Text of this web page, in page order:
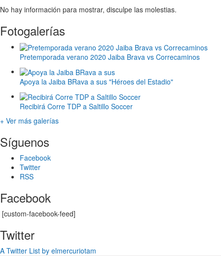
No hay información para mostrar, disculpe las molestias.
Fotogalerías
Pretemporada verano 2020 Jaiba Brava vs Correcaminos
Apoya la Jaiba BRava a sus "Héroes del Estadio"
Recibirá Corre TDP a Saltillo Soccer
+ Ver más galerías
Síguenos
Facebook
Twitter
RSS
Facebook
[custom-facebook-feed]
Twitter
A Twitter List by elmercuriotam